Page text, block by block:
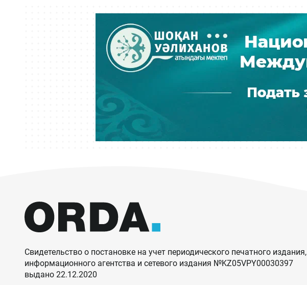
Свидетельство о постановке на учет периодического печатного издания,
информационного агентства и сетевого издания №KZ05VPY00030397
выдано 22.12.2020